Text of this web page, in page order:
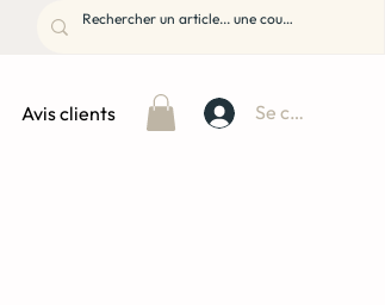
Avis clients Se connecter